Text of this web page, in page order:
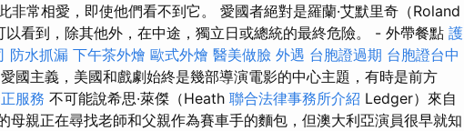
非常相愛，即使他們看不到它。 愛國者絕對是羅蘭·艾默里奇（Roland
看到，除其他外，在中途，獨立日或總統的最終危險。 - 外帶餐點 護
防水抓漏 下午茶外燴 歐式外燴 醫美做臉 外遇 台胞證過期 台胞證台中
愛國主義，美國和戲劇始終是幾部導演電影的中心主題，有時是前方
服務 不可能說希思·萊傑（Heath 聯合法律事務所介紹 Ledger）來自
母親正在尋找老師和父親作為賽車手的麵包，但澳大利亞演員很早就知